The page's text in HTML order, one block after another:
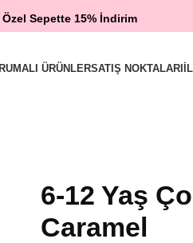
ÜRÜNLERSATIŞ NOKTALARI
6-12 Yaş
Caramel
Sepette 15% İndirim